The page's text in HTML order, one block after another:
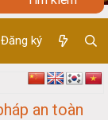
Đăng ký
an toàn